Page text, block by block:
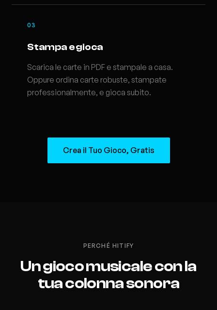
03
Stampa e gioca
Scarica le carte in PDF e stampale a casa.
Oppure ordina carte robuste, stampate
professionalmente, e gioca subito.
Crea il Tuo Gioco, Gratis
PERCHÉ HITIFY
Un gioco musicale con la
tua colonna sonora